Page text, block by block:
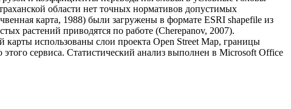
области нет точных нормативов допустимых
карта, 1988) были загружены в формате ESRI shapefile из
растений приводятся по работе (Cherepanov, 2007).
использованы слои проекта Open Street Map, границы
сервиса. Статистический анализ выполнен в Microsoft Office